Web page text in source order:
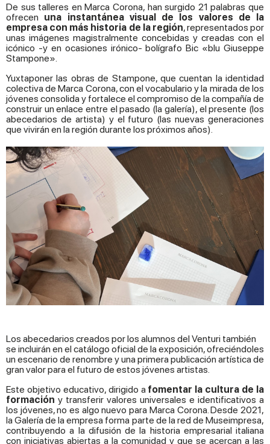
De sus talleres en Marca Corona, han surgido 21 palabras que
ofrecen una instantánea visual de los valores de la
empresa con más historia de la región, representados por
unas imágenes magistralmente concebidas y creadas con el
icónico -y en ocasiones irónico- bolígrafo Bic «blu Giuseppe
Stampone».
Yuxtaponer las obras de Stampone, que cuentan la identidad
colectiva de Marca Corona, con el vocabulario y la mirada de los
jóvenes consolida y fortalece el compromiso de la compañía de
construir un enlace entre el pasado (la galería), el presente (los
abecedarios de artista) y el futuro (las nuevas generaciones
que vivirán en la región durante los próximos años).
Los abecedarios creados por los alumnos del Venturi también
se incluirán en el catálogo oficial de la exposición, ofreciéndoles
un escenario de renombre y una primera publicación artística de
gran valor para el futuro de estos jóvenes artistas.
Este objetivo educativo, dirigido a fomentar la cultura de la
formación y transferir valores universales e identificativos a
los jóvenes, no es algo nuevo para Marca Corona. Desde 2021,
la Galería de la empresa forma parte de la red de Museimpresa,
contribuyendo a la difusión de la historia empresarial italiana
con iniciativas abiertas a la comunidad y que se acercan a las